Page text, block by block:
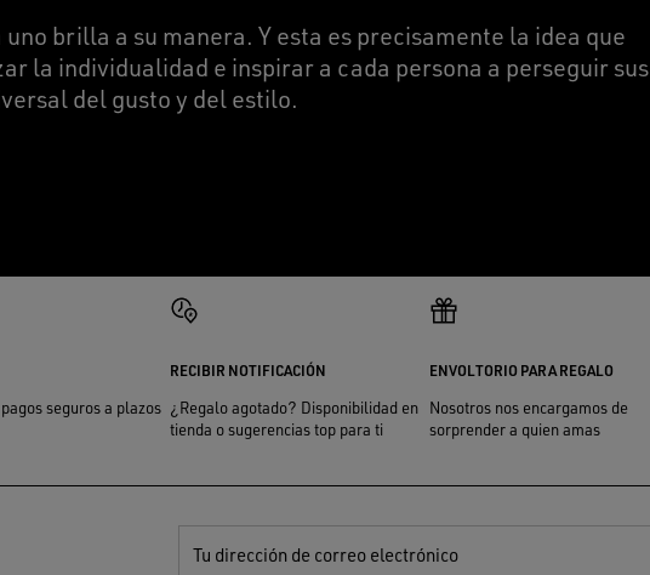
brilla a su manera. Y esta es precisamente la idea que
la individualidad e inspirar a cada persona a perseguir sus
del gusto y del estilo.
seguros a plazos
RECIBIR NOTIFICACIÓN
¿Regalo agotado? Disponibilidad en
tienda o sugerencias top para ti
ENVOLTORIO PARA REGALO
Nosotros nos encargamos de
sorprender a quien amas
Tu dirección de correo electrónico